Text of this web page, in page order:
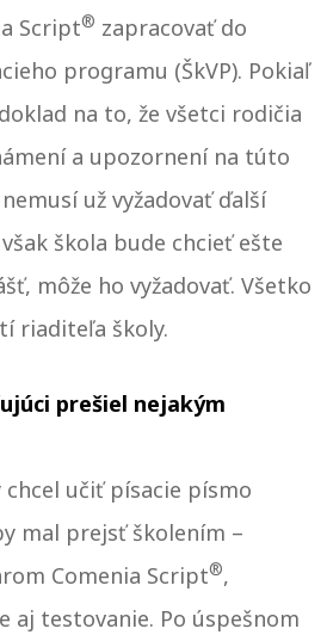
Script® zapracovať do
programu (ŠkVP). Pokiaľ
na to, že všetci rodičia
a upozornení na túto
už vyžadovať ďalší
škola bude chcieť ešte
môže ho vyžadovať. Všetko
riaditeľa školy.
prešiel nejakým
učiť písacie písmo
mal prejsť školením –
Comenia Script®,
aj testovanie. Po úspešnom